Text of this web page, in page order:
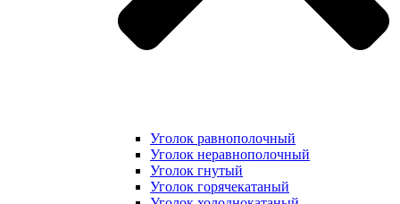
Уголок равнополочный
Уголок неравнополочный
Уголок гнутый
Уголок горячекатаный